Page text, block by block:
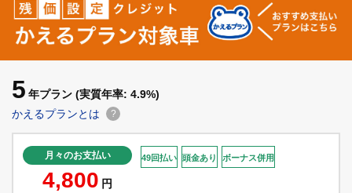
5 年プラン (実質年率: 4.9%)
かえるプランとは
?
月々のお支払い
4,800 円
49回払い 頭金あり ボーナス併用